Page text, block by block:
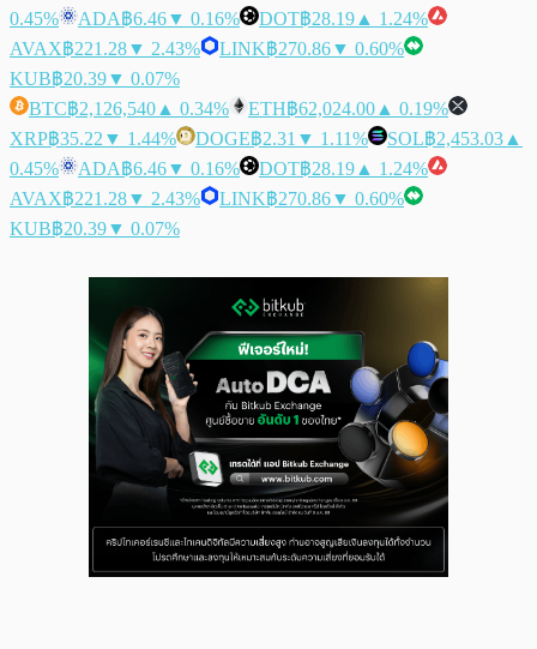
0.45%
ADA฿6.46▼ 0.16% DOT฿28.19 ▲ 1.24%
AVAX฿221.28▼ 2.43% LINK฿270.86▼ 0.60%
KUB฿20.39▼ 0.07%
BTC฿2,126,540 ▲ 0.34% ETH฿62,024.00 ▲ 0.19%
XRP฿35.22 ▼ 1.44% DOGE฿2.31 ▼ 1.11% SOL฿2,453.03 ▲
0.45%
ADA฿6.46▼ 0.16% DOT฿28.19 ▲ 1.24%
AVAX฿221.28▼ 2.43% LINK฿270.86▼ 0.60%
KUB฿20.39▼ 0.07%